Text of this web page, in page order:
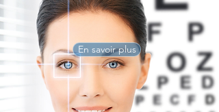
En savoir plus